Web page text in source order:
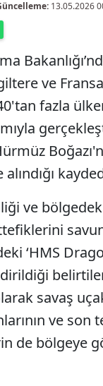
13.05.2026
ve
fazla
ve
‘HMS
savaş
ve son
de bölgeye